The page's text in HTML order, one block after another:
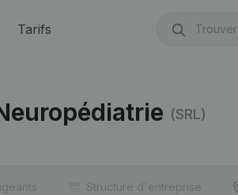
Tarifs
(SRL)
Structure d'entreprise